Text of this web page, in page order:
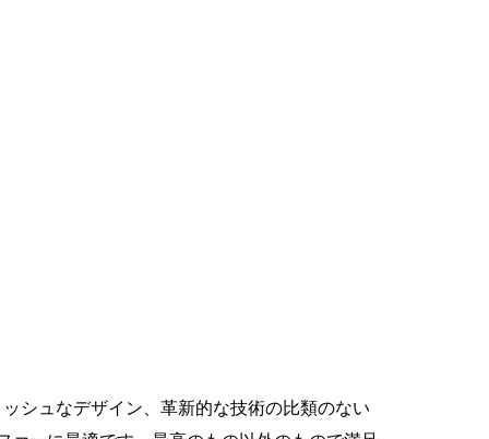
シュなデザイン、革新的な技術の比類のない